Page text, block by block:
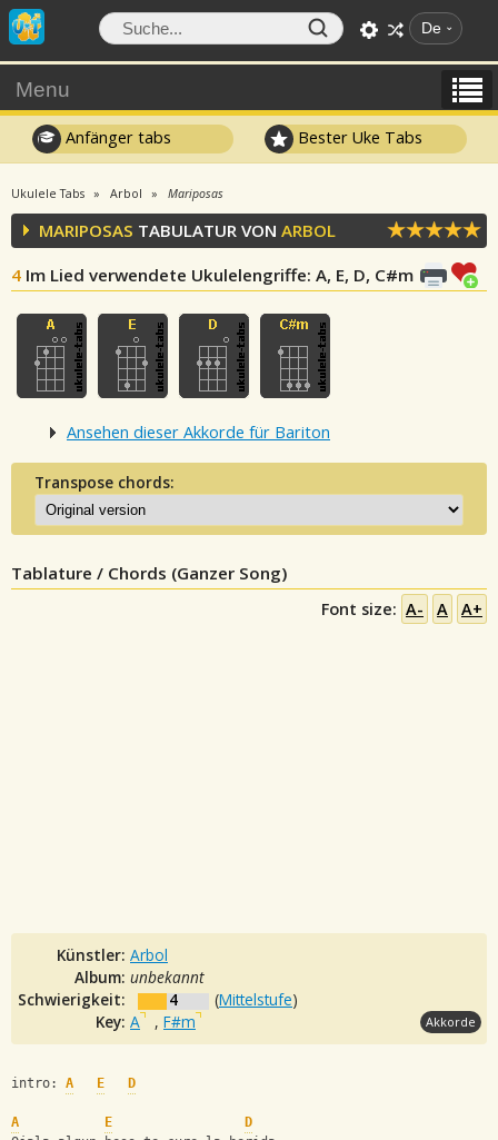
De
Menu
Anfänger tabs Bester Uke Tabs
Ukulele Tabs Arbol Mariposas
MARIPOSAS TABULATUR VON ARBOL
4 Im Lied verwendete Ukulelengriffe: A, E, D, C#m
Ansehen dieser Akkorde für Bariton
Transpose chords:
Tablature / Chords (Ganzer Song)
Font size: A- A A+
Künstler: Arbol
Album: unbekannt
Schwierigkeit:
4 (Mittelstufe)
Key: A , F#m Akkorde
intro: A E D
A E
D